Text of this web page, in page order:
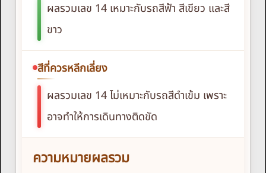
ผลรวมเลข 14 เหมาะกับรถสีฟ้า สีเขียว และสี
ขาว
สีที่ควรหลีกเลี่ยง
ผลรวมเลข 14 ไม่เหมาะกับรถสีดำเข้ม เพราะ
อาจทำให้การเดินทางติดขัด
ความหมายผลรวม